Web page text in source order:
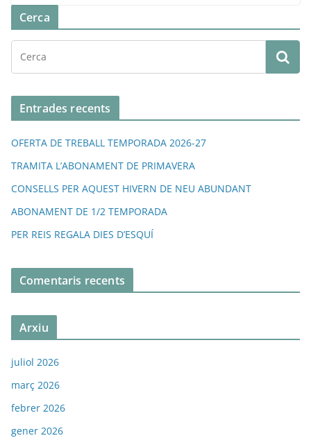
Cerca
Entrades recents
OFERTA DE TREBALL TEMPORADA 2026-27
TRAMITA L’ABONAMENT DE PRIMAVERA
CONSELLS PER AQUEST HIVERN DE NEU ABUNDANT
ABONAMENT DE 1/2 TEMPORADA
PER REIS REGALA DIES D’ESQUÍ
Comentaris recents
Arxiu
juliol 2026
març 2026
febrer 2026
gener 2026